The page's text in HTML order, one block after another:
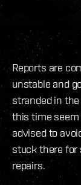
Reports are
unstable and
stranded in
this time seem
advised to
stuck there for
repairs.